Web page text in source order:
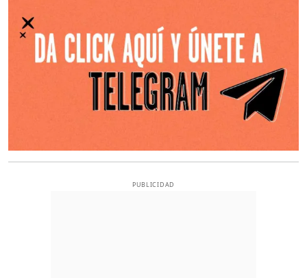
PUBLICIDAD